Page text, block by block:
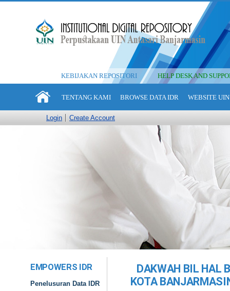
KEBIJAKAN REPOSITORI HELP DESK AND
TENTANG KAMI BROWSE DATA IDR WEBSITE
Login Create Account
EMPOWERS IDR
Penelusuran Data IDR
DAKWAH BIL HAL
KOTA